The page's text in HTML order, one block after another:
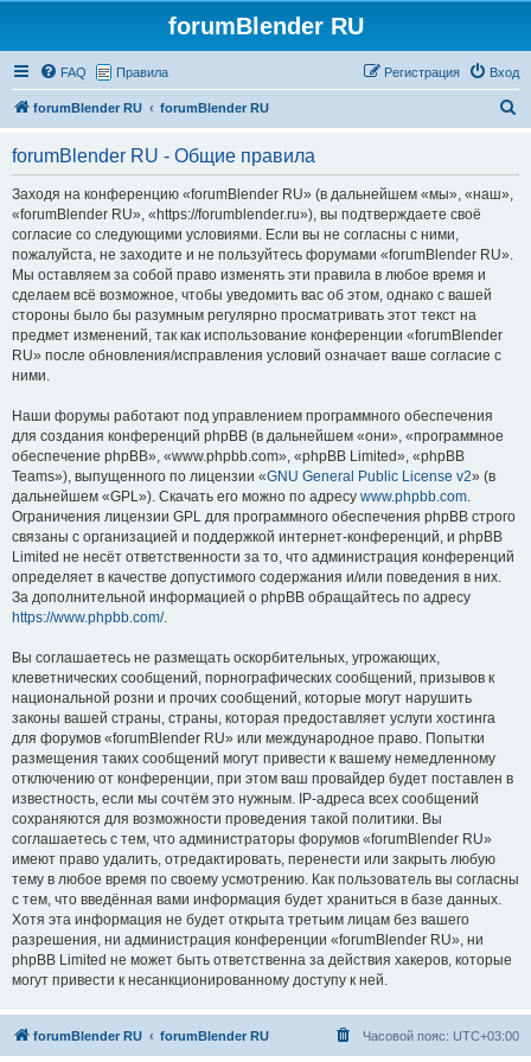
forumBlender RU
FAQ Правила Вход
Регистрация
forumBlender RU forumBlender RU
forumBlender RU - Общие правила
Заходя на конференцию «forumBlender RU» (в дальнейшем «мы», «наш»,
«forumBlender RU», «https://forumblender.ru»), вы подтверждаете своё
согласие со следующими условиями. Если вы не согласны с ними,
пожалуйста, не заходите и не пользуйтесь форумами «forumBlender RU».
Мы оставляем за собой право изменять эти правила в любое время и
сделаем всё возможное, чтобы уведомить вас об этом, однако с вашей
стороны было бы разумным регулярно просматривать этот текст на
предмет изменений, так как использование конференции «forumBlender
RU» после обновления/исправления условий означает ваше согласие с
ними.
Наши форумы работают под управлением программного обеспечения
для создания конференций phpBB (в дальнейшем «они», «программное
обеспечение phpBB», «www.phpbb.com», «phpBB Limited», «phpBB
Teams»), выпущенного по лицензии «GNU General Public License v2» (в
дальнейшем «GPL»). Скачать его можно по адресу www.phpbb.com.
Ограничения лицензии GPL для программного обеспечения phpBB строго
связаны с организацией и поддержкой интернет-конференций, и phpBB
Limited не несёт ответственности за то, что администрация конференций
определяет в качестве допустимого содержания и/или поведения в них.
За дополнительной информацией о phpBB обращайтесь по адресу
https://www.phpbb.com/.
Вы соглашаетесь не размещать оскорбительных, угрожающих,
клеветнических сообщений, порнографических сообщений, призывов к
национальной розни и прочих сообщений, которые могут нарушить
законы вашей страны, страны, которая предоставляет услуги хостинга
для форумов «forumBlender RU» или международное право. Попытки
размещения таких сообщений могут привести к вашему немедленному
отключению от конференции, при этом ваш провайдер будет поставлен в
известность, если мы сочтём это нужным. IP-адреса всех сообщений
сохраняются для возможности проведения такой политики. Вы
соглашаетесь с тем, что администраторы форумов «forumBlender RU»
имеют право удалить, отредактировать, перенести или закрыть любую
тему в любое время по своему усмотрению. Как пользователь вы согласны
с тем, что введённая вами информация будет храниться в базе данных.
Хотя эта информация не будет открыта третьим лицам без вашего
разрешения, ни администрация конференции «forumBlender RU», ни
phpBB Limited не может быть ответственна за действия хакеров, которые
могут привести к несанкционированному доступу к ней.
forumBlender RU forumBlender RU Часовой пояс: UTC+03:00